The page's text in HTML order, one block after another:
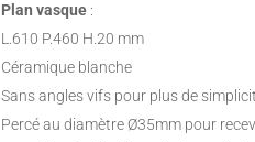
Plan vasque :
L.610 P.460 H.20 mm
Céramique blanche
Sans angles vifs pour plus de
Percé au diamètre Ø35mm pour